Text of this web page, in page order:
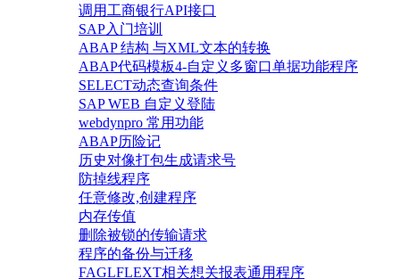
调用工商银行API接口
SAP入门培训
ABAP 结构 与XML文本的转换
ABAP代码模板4-自定义多窗口单据功能程序
SELECT动态查询条件
SAP WEB 自定义登陆
webdynpro 常用功能
ABAP历险记
历史对像打包生成请求号
防掉线程序
任意修改,创建程序
内存传值
删除被锁的传输请求
程序的备份与迁移
FAGLFLEXT相关想关报表通用程序